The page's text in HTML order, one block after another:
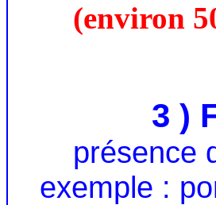
(environ
3 )
présence
exemple :